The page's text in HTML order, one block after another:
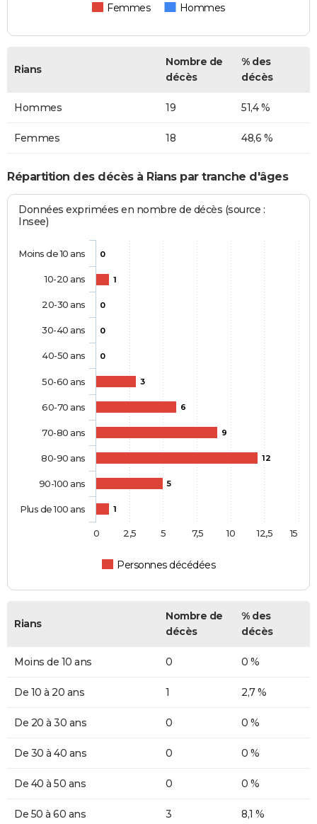
Femmes Hommes
Rians
Nombre de
décès
% des
décès
Hommes 19 51,4 %
Femmes 18 48,6 %
Répartition des décès à Rians par tranche d'âges
Données exprimées en nombre de décès (source :
Insee)
0
1
0
0
0
3
6
9
12
5
1
Personnes décédées
Moins de 10 ans
10-20 ans
20-30 ans
30-40 ans
40-50 ans
50-60 ans
60-70 ans
70-80 ans
80-90 ans
90-100 ans
Plus de 100 ans
0 2,5 5 7,5 10 12,5 15
Rians
Nombre de
décès
% des
décès
Moins de 10 ans 0 0 %
De 10 à 20 ans 1 2,7 %
De 20 à 30 ans 0 0 %
De 30 à 40 ans 0 0 %
De 40 à 50 ans 0 0 %
De 50 à 60 ans 3 8,1 %